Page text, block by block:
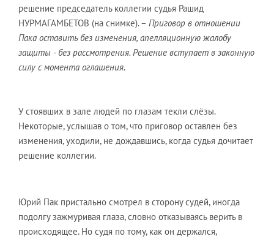
решение председатель коллегии судья Рашид
НУРМАГАМБЕТОВ (на снимке). – Приговор в отношении
Пака оставить без изменения, апелляционную жалобу
защиты - без рассмотрения. Решение вступает в законную
силу с момента оглашения.
У стоявших в зале людей по глазам текли слёзы.
Некоторые, услышав о том, что приговор оставлен без
изменения, уходили, не дождавшись, когда судья дочитает
решение коллегии.
Юрий Пак пристально смотрел в сторону судей, иногда
подолгу зажмуривая глаза, словно отказываясь верить в
происходящее. Но судя по тому, как он держался,